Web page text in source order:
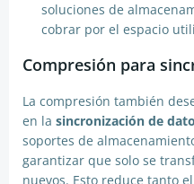
soluciones de
cobrar por el espacio
Compresión para
La compresión también
en la sincronización de
soportes de
garantizar que solo se
nuevos. Esto reduce tanto